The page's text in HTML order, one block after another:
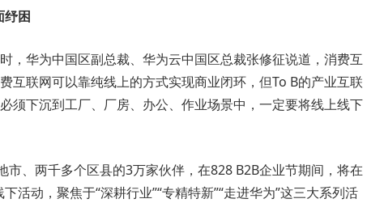
纾困
，华为中国区副总裁、华为云中国区总裁张修征说道，消费互
互联网可以靠纯线上的方式实现商业闭环，但To B的产业互联
须下沉到工厂、厂房、办公、作业场景中，一定要将线上线下
市、两千多个区县的3万家伙伴，在828 B2B企业节期间，将在
活动，聚焦于“深耕行业”“专精特新”“走进华为”这三大系列活